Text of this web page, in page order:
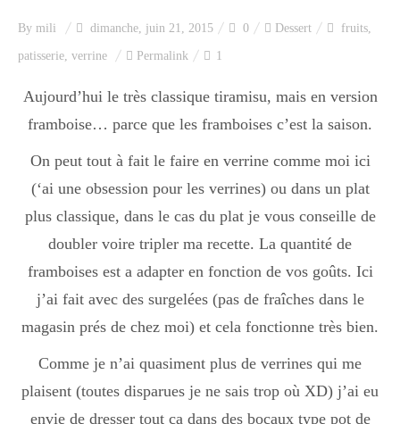
By mili dimanche, juin 21, 2015 0 Dessert fruits,
patisserie, verrine Permalink 1
Aujourd’hui le très classique tiramisu, mais en version
framboise… parce que les framboises c’est la saison.
On peut tout à fait le faire en verrine comme moi ici
(‘ai une obsession pour les verrines) ou dans un plat
plus classique, dans le cas du plat je vous conseille de
doubler voire tripler ma recette. La quantité de
framboises est a adapter en fonction de vos goûts. Ici
j’ai fait avec des surgelées (pas de fraîches dans le
magasin prés de chez moi) et cela fonctionne très bien.
Comme je n’ai quasiment plus de verrines qui me
plaisent (toutes disparues je ne sais trop où XD) j’ai eu
envie de dresser tout ça dans des bocaux type pot de